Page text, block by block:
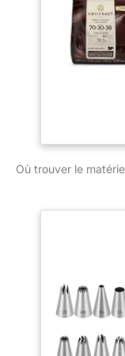
Où trouver le